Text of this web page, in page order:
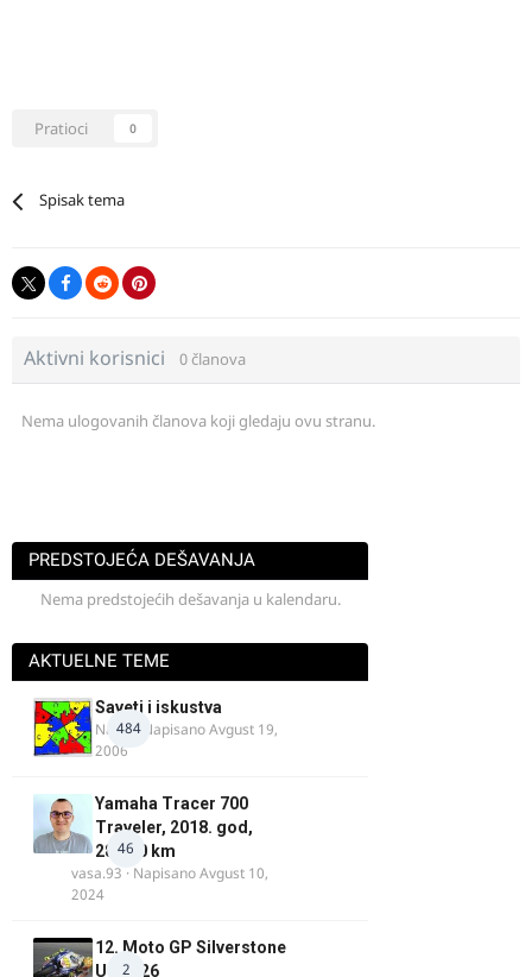
Pratioci 0
Spisak tema
Aktivni korisnici 0 članova
Nema ulogovanih članova koji gledaju ovu stranu.
PREDSTOJEĆA DEŠAVANJA
Nema predstojećih dešavanja u kalendaru.
AKTUELNE TEME
484
Saveti i iskustva
Najzli· NapisanoAvgust 19,
2006
46
Yamaha Tracer 700
Traveler, 2018. god,
28.100 km
vasa.93 · NapisanoAvgust 10,
2024
2
12. Moto GP Silverstone
UK 2026